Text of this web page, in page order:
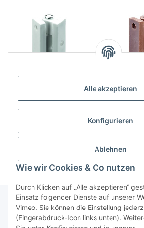
Alle akzeptieren
Konfigurieren
Ablehnen
Wie wir Cookies & Co nutzen
Durch Klicken auf „Alle akzeptieren“
Einsatz folgender Dienste auf unserer
Vimeo. Sie können die Einstellung
(Fingerabdruck-Icon links unten).
Anschraubband, 9 x 45
45mm,
Über uns